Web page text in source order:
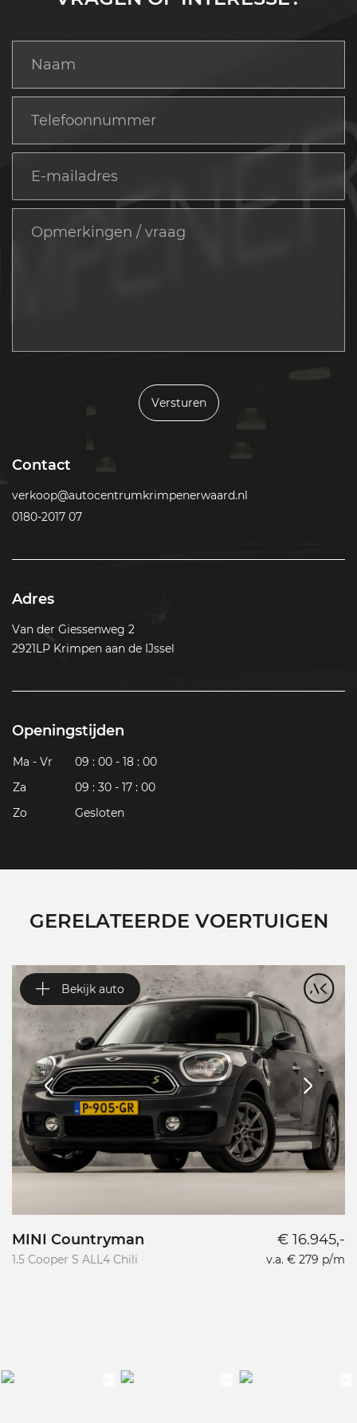
Versturen
Contact
verkoop@autocentrumkrimpenerwaard.nl
0180-2017 07
Adres
Van der Giessenweg 2
2921LP Krimpen aan de IJssel
Openingstijden
Ma - Vr
09 : 00 - 18 : 00
Za
09 : 30 - 17 : 00
Zo
Gesloten
GERELATEERDE VOERTUIGEN
Bekijk auto
MINI Countryman
1.5 Cooper S ALL4 Chili
€ 16.945,-
v.a. € 279 p/m